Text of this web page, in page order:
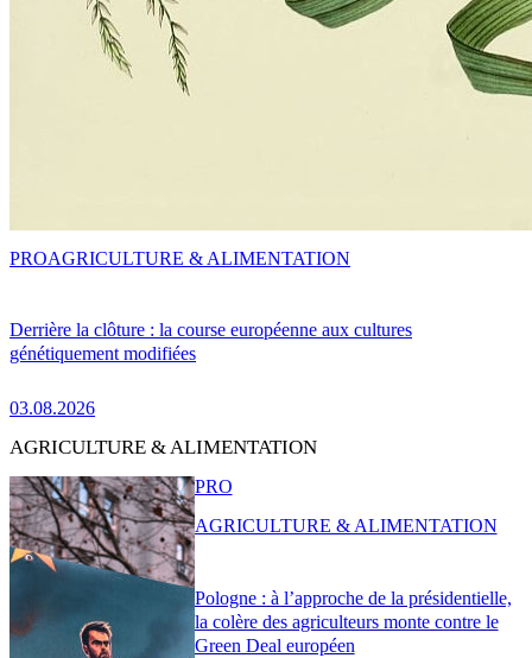
Derrière la clôture : la course européenne aux cultures
génétiquement modifiées
03.08.2026
PROAGRICULTURE & ALIMENTATION
AGRICULTURE & ALIMENTATION
Pologne : à l’approche de la présidentielle,
la colère des agriculteurs monte contre le
Green Deal européen
PRO
AGRICULTURE & ALIMENTATION